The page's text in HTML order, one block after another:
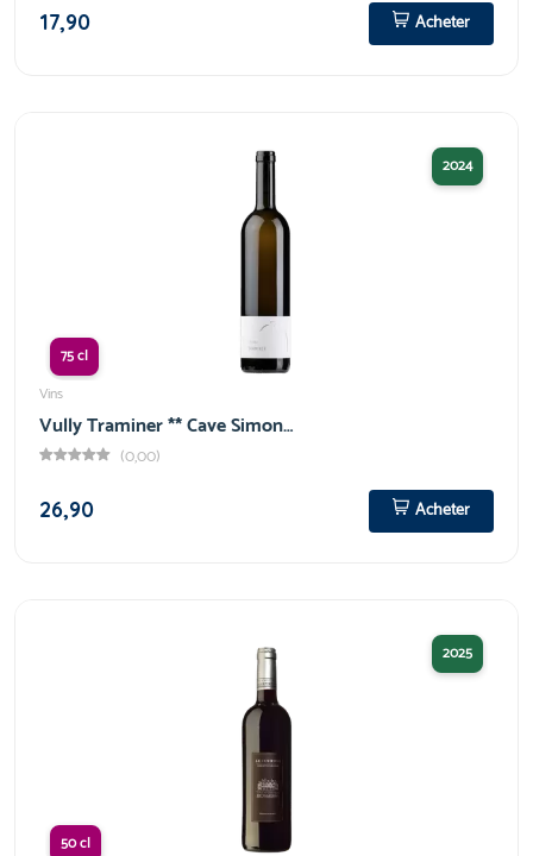
17,90
Acheter
2024
75 cl
Vins
Vully Traminer ** Cave Simon…
(0,00)
26,90
Acheter
2025
50 cl